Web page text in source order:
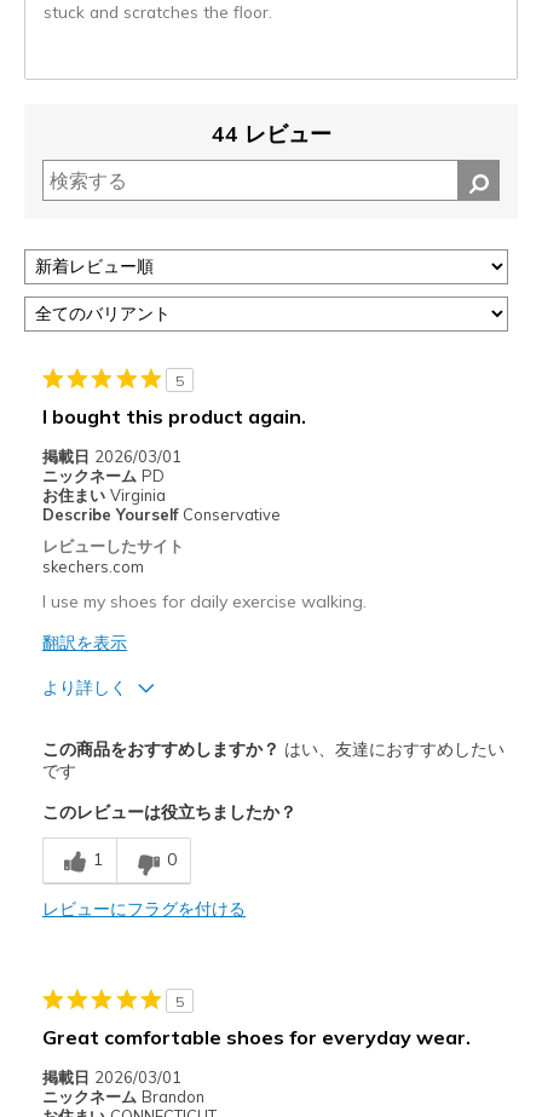
stuck and scratches the floor.
44 レビュー
5
I bought this product again.
掲載日 2026/03/01
ニックネーム PD
お住まい Virginia
Describe Yourself Conservative
レビューしたサイト
skechers.com
I use my shoes for daily exercise walking.
翻訳を表示
より詳しく
Attractive Design
Breathe Well
Comfortable
Durable
以下に最適
Waliking
Width
Feels true to width
この商品をおすすめしますか？ はい、友達におすすめしたい
です
このレビューは役立ちましたか？
1 0
レビューにフラグを付ける
5
Great comfortable shoes for everyday wear.
掲載日 2026/03/01
ニックネーム Brandon